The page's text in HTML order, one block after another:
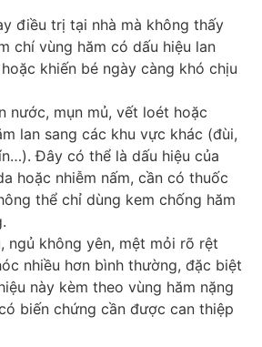
điều trị tại nhà mà không thấy
chí vùng hăm có dấu hiệu lan
khiến bé ngày càng khó chịu
nước, mụn mủ, vết loét hoặc
lan sang các khu vực khác (đùi,
Đây có thể là dấu hiệu của
hoặc nhiễm nấm, cần có thuốc
thể chỉ dùng kem chống hăm
ngủ không yên, mệt mỏi rõ rệt
nhiều hơn bình thường, đặc biệt
này kèm theo vùng hăm nặng
biến chứng cần được can thiệp